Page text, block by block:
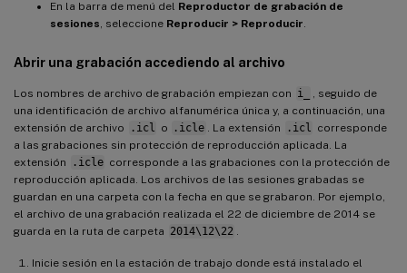
En la barra de menú del Reproductor de grabación de
sesiones, seleccione Reproducir > Reproducir.
Abrir una grabación accediendo al archivo
Los nombres de archivo de grabación empiezan con i_
, seguido de
una identificación de archivo alfanumérica única y, a continuación, una
extensión de archivo
.icl o .icle . La extensión .icl corresponde
a las grabaciones sin protección de reproducción aplicada. La
extensión
.icle corresponde a las grabaciones con la protección de
reproducción aplicada. Los archivos de las sesiones grabadas se
guardan en una carpeta con la fecha en que se grabaron. Por ejemplo,
el archivo de una grabación realizada el 22 de diciembre de 2014 se
guarda en la ruta de carpeta 2014\12\22 .
Inicie sesión en la estación de trabajo donde está instalado el